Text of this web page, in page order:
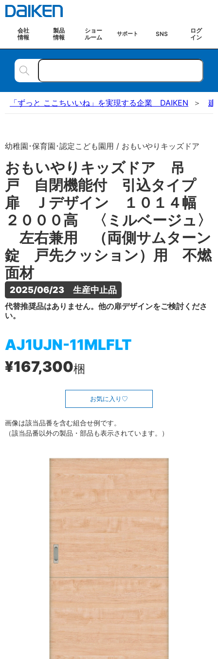
会社
情報
製品
情報
ショー
ルーム
サポート SNS
ログ
イン
「ずっと ここちいいね」を実現する企業 DAIKEN 建
幼稚園･保育園･認定こども園用 / おもいやりキッズドア
おもいやりキッズドア 吊
戸 自閉機能付 引込タイプ
扉 Ｊデザイン １０１４幅
２０００高 〈ミルベージュ〉
左右兼用 （両側サムターン
錠 戸先クッション）用 不燃
面材
2025/06/23　生産中止品
代替推奨品はありません。他の扉デザインをご検討くださ
い。
AJ1UJN-11MLFLT
¥167,300梱
お気に入り
画像は該当品番を含む組合せ例です。
（該当品番以外の製品・部品も表示されています。）